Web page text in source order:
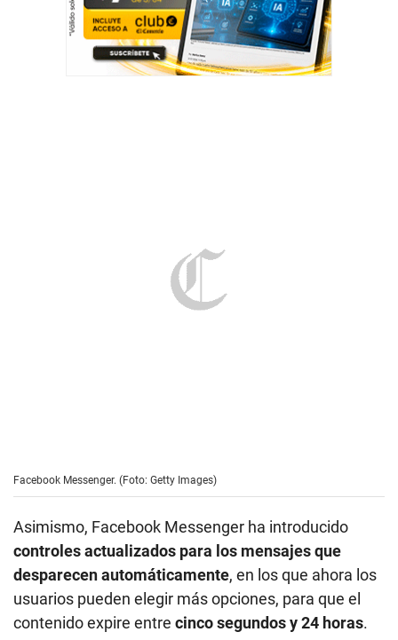
Facebook Messenger. (Foto: Getty Images)
Asimismo, Facebook Messenger ha introducido
controles actualizados para los mensajes que
desparecen automáticamente, en los que ahora los
usuarios pueden elegir más opciones, para que el
contenido expire entre cinco segundos y 24 horas.